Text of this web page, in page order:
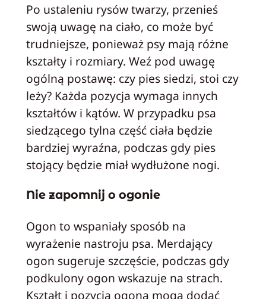
Po ustaleniu rysów twarzy, przenieś
swoją uwagę na ciało, co może być
trudniejsze, ponieważ psy mają różne
kształty i rozmiary. Weź pod uwagę
ogólną postawę: czy pies siedzi, stoi czy
leży? Każda pozycja wymaga innych
kształtów i kątów. W przypadku psa
siedzącego tylna część ciała będzie
bardziej wyraźna, podczas gdy pies
stojący będzie miał wydłużone nogi.
Nie zapomnij o ogonie
Ogon to wspaniały sposób na
wyrażenie nastroju psa. Merdający
ogon sugeruje szczęście, podczas gdy
podkulony ogon wskazuje na strach.
Kształt i pozycja ogona mogą dodać